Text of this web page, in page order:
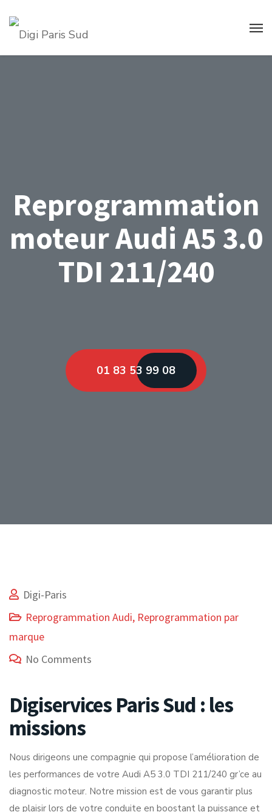
Reprogrammation
moteur Audi A5 3.0
TDI 211/240
01 83 53 99 08
Digi-Paris
Reprogrammation Audi, Reprogrammation par
marque
No Comments
Digiservices Paris Sud : les
missions
Nous dirigeons une compagnie qui propose l’amélioration de
les performances de votre Audi A5 3.0 TDI 211/240 gr’ce au
diagnostic moteur. Notre mission est de vous garantir plus
de plaisir lors de votre conduite en boostant la puissance et